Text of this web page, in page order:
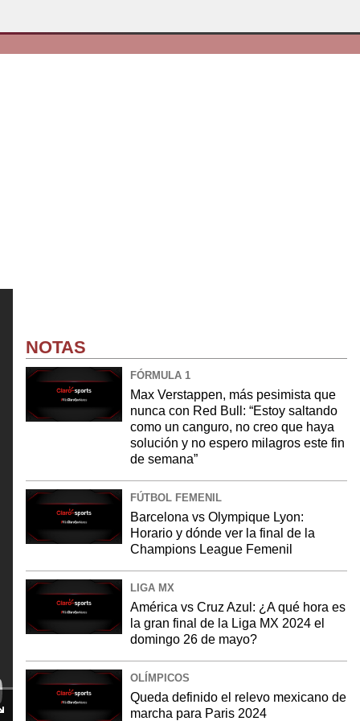
NOTAS
FÓRMULA 1
Max Verstappen, más pesimista que
nunca con Red Bull: “Estoy saltando
como un canguro, no creo que haya
solución y no espero milagros este fin
de semana”
FÚTBOL FEMENIL
Barcelona vs Olympique Lyon:
Horario y dónde ver la final de la
Champions League Femenil
LIGA MX
América vs Cruz Azul: ¿A qué hora es
la gran final de la Liga MX 2024 el
domingo 26 de mayo?
OLÍMPICOS
Queda definido el relevo mexicano de
marcha para Paris 2024